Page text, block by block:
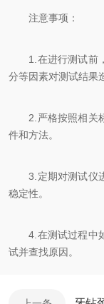
注意事项：
1.在进行测试前，
分等因素对测试结果
2.严格按照相关标
件和方法。
3.定期对测试仪进
稳定性。
4.在测试过程中如
试并查找原因。